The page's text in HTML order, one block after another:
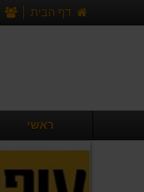
דף הבית
ראשי